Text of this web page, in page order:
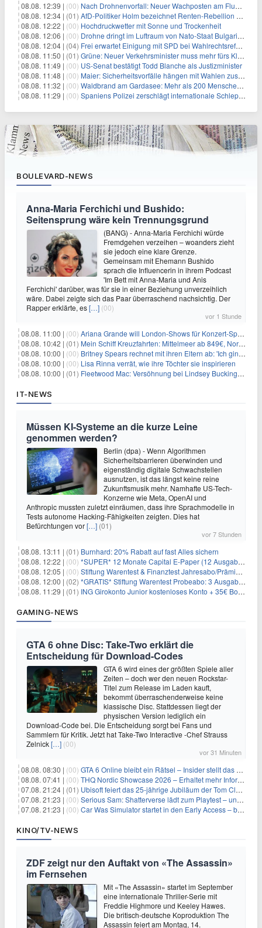
08.08. 12:39 | (00) Nach Drohnenvorfall: Neuer Wachposten am Flughafen
08.08. 12:34 | (01) AfD-Politiker Holm bezeichnet Renten-Rebellion als "Rollenspiel"
08.08. 12:22 | (00) Hochdruckwetter mit Sonne und Trockenheit
08.08. 12:06 | (00) Drohne dringt im Luftraum von Nato-Staat Bulgarien ein
08.08. 12:04 | (04) Frei erwartet Einigung mit SPD bei Wahlrechtsreform
08.08. 11:50 | (01) Grüne: Neuer Verkehrsminister muss mehr fürs Klima tun
08.08. 11:49 | (00) US-Senat bestätigt Todd Blanche als Justizminister
08.08. 11:48 | (00) Maier: Sicherheitsvorfälle hängen mit Wahlen zusammen
08.08. 11:32 | (00) Waldbrand am Gardasee: Mehr als 200 Menschen evakuiert
08.08. 11:29 | (00) Spaniens Polizei zerschlägt internationale Schlepperbande
BOULEVARD-NEWS
Anna-Maria Ferchichi und Bushido:
Seitensprung wäre kein Trennungsgrund
(BANG) - Anna-Maria Ferchichi würde
Fremdgehen verzeihen – woanders zieht
sie jedoch eine klare Grenze.
Gemeinsam mit Ehemann Bushido
sprach die Influencerin in ihrem Podcast
'Im Bett mit Anna-Maria und Anis
Ferchichi' darüber, was für sie in einer Beziehung unverzeihlich
wäre. Dabei zeigte sich das Paar überraschend nachsichtig. Der
Rapper erklärte, es[…] (00)
vor 1 Stunde
08.08. 11:00 | (00) Ariana Grande will London-Shows für Konzert-Special filmen
08.08. 10:42 | (01) Mein Schiff Kreuzfahrten: Mittelmeer ab 849€, Norwegen ab 999€ p.P.
08.08. 10:00 | (00) Britney Spears rechnet mit ihren Eltern ab: 'Ich ging zwei Monate lang auf die Knie und weinte'
08.08. 10:00 | (00) Lisa Rinna verrät, wie ihre Töchter sie inspirieren
08.08. 10:00 | (01) Fleetwood Mac: Versöhnung bei Lindsey Buckingham und Stevie Nicks
IT-NEWS
Müssen KI-Systeme an die kurze Leine
genommen werden?
Berlin (dpa) - Wenn Algorithmen
Sicherheitsbarrieren überwinden und
eigenständig digitale Schwachstellen
ausnutzen, ist das längst keine reine
Zukunftsmusik mehr. Namhafte US-Tech-
Konzerne wie Meta, OpenAI und
Anthropic mussten zuletzt einräumen, dass ihre Sprachmodelle in
Tests autonome Hacking-Fähigkeiten zeigten. Dies hat
Befürchtungen vor[…] (01)
vor 7 Stunden
08.08. 13:11 | (01) Burnhard: 20% Rabatt auf fast Alles sichern
08.08. 12:22 | (00) *SUPER* 12 Monate Capital E-Paper (12 Ausgaben) für NUR 7€ (statt 80,04€)
08.08. 12:05 | (00) Stiftung Warentest & Finanztest Jahresabo/Prämienabo für 35€ + Buchprämie
08.08. 12:00 | (02) *GRATIS* Stiftung Warentest Probeabo: 3 Ausgaben gratis im Wert von 25,20€
08.08. 11:29 | (01) ING Girokonto Junior kostenloses Konto + 35€ Bonus
GAMING-NEWS
GTA 6 ohne Disc: Take-Two erklärt die
Entscheidung für Download-Codes
GTA 6 wird eines der größten Spiele aller
Zeiten – doch wer den neuen Rockstar-
Titel zum Release im Laden kauft,
bekommt überraschenderweise keine
klassische Disc. Stattdessen liegt der
physischen Version lediglich ein
Download-Code bei. Die Entscheidung sorgt bei Fans und
Sammlern für Kritik. Jetzt hat Take-Two Interactive -Chef Strauss
Zelnick[…] (00)
vor 31 Minuten
08.08. 08:30 | (00) GTA 6 Online bleibt ein Rätsel – Insider stellt das neue Gerücht klar
08.08. 07:41 | (00) THQ Nordic Showcase 2026 – Erhaltet mehr Informationen
07.08. 21:24 | (01) Ubisoft feiert das 25-jährige Jubiläum der Tom Clancy’s Ghost Recon-Reihe
07.08. 21:23 | (00) Serious Sam: Shatterverse lädt zum Playtest – und erscheint schon bald!
07.08. 21:23 | (00) Car Was Simulator startet in den Early Access – bald gehts los!
KINO/TV-NEWS
ZDF zeigt nur den Auftakt von «The Assassin»
im Fernsehen
Mit «The Assassin» startet im September
eine internationale Thriller-Serie mit
Freddie Highmore und Keeley Hawes.
Die britisch-deutsche Koproduktion The
Assassin feiert am Montag, 14.